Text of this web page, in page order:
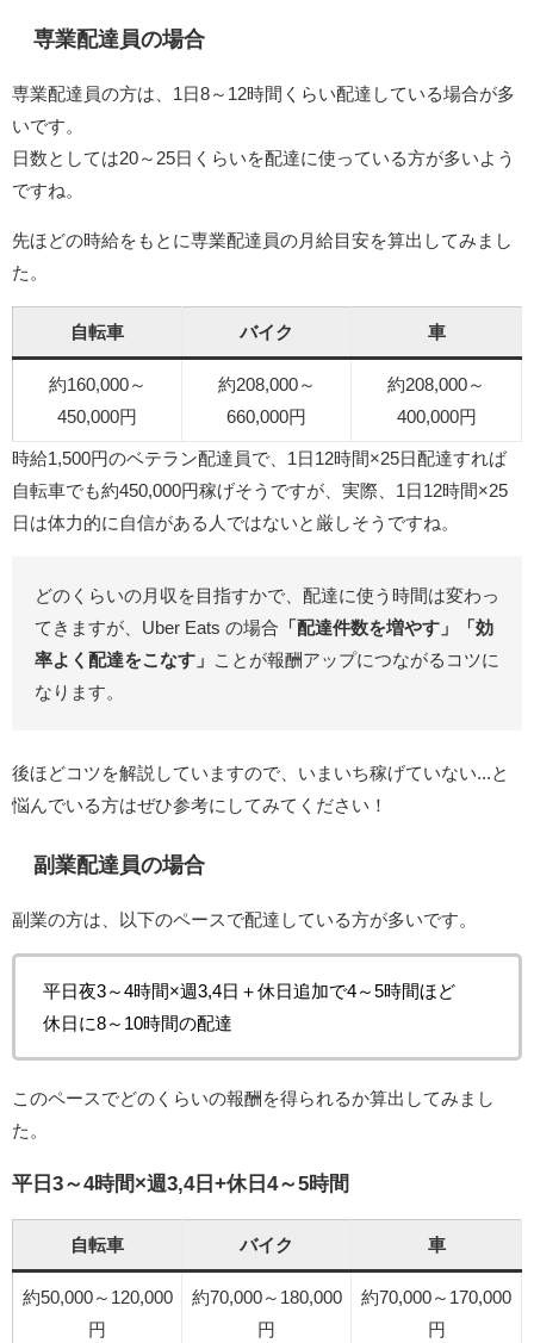
専業配達員の場合
専業配達員の方は、1日8～12時間くらい配達している場合が多
いです。
日数としては20～25日くらいを配達に使っている方が多いよう
ですね。
先ほどの時給をもとに専業配達員の月給目安を算出してみまし
た。
自転車 バイク 車
約160,000～
450,000円
約208,000～
660,000円
約208,000～
400,000円
時給1,500円のベテラン配達員で、1日12時間×25日配達すれば
自転車でも約450,000円稼げそうですが、実際、1日12時間×25
日は体力的に自信がある人ではないと厳しそうですね。
どのくらいの月収を目指すかで、配達に使う時間は変わっ
てきますが、Uber Eats の場合 「配達件数を増やす」「効
率よく配達をこなす」
ことが報酬アップにつながるコツに
なります。
後ほどコツを解説していますので、いまいち稼げていない...と
悩んでいる方はぜひ参考にしてみてください！
副業配達員の場合
副業の方は、以下のペースで配達している方が多いです。
平日夜3～4時間×週3,4日＋休日追加で4～5時間ほど
休日に8～10時間の配達
このペースでどのくらいの報酬を得られるか算出してみまし
た。
平日3～4時間×週3,4日+休日4～5時間
自転車 バイク 車
約50,000～120,000
円
約70,000～180,000
円
約70,000～170,000
円